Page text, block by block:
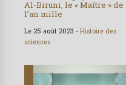
Al-Biruni, le « Maître » de
l’an mille
Le 25 août 2023 - Histoire des
sciences